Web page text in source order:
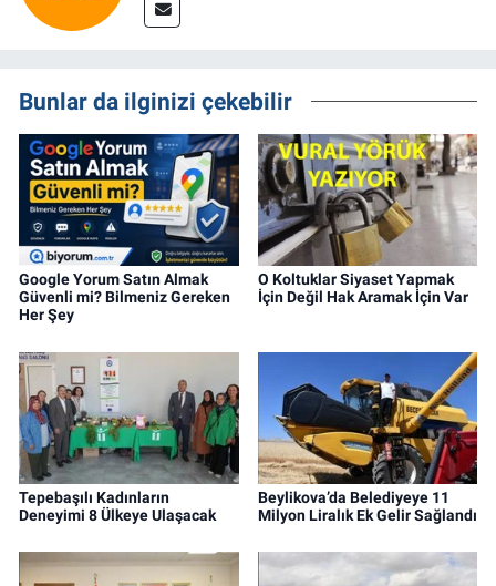
Bunlar da ilginizi çekebilir
Google Yorum Satın Almak
Güvenli mi? Bilmeniz Gereken
Her Şey
O Koltuklar Siyaset Yapmak
İçin Değil Hak Aramak İçin Var
Tepebaşılı Kadınların
Deneyimi 8 Ülkeye Ulaşacak
Beylikova’da Belediyeye 11
Milyon Liralık Ek Gelir Sağlandı